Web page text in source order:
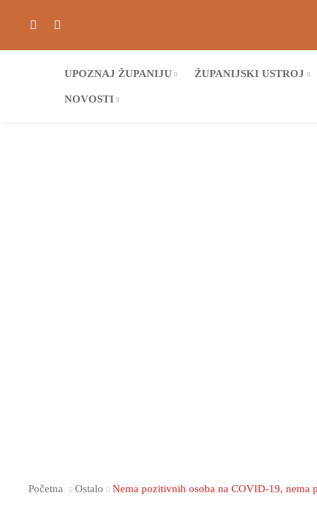
UPOZNAJ ŽUPANIJU ŽUPANIJSKI USTROJ
NOVOSTI
Početna Ostalo Nema pozitivnih osoba na COVID-19, nema